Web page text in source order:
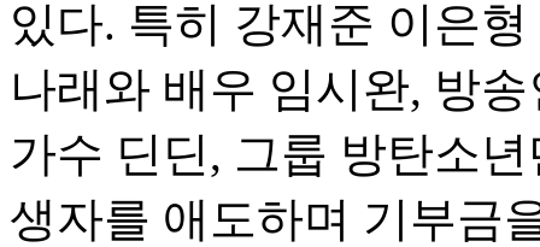
있다. 특히 강재준 이은
나래와 배우 임시완, 방
가수 딘딘, 그룹 방탄소
생자를 애도하며 기부금